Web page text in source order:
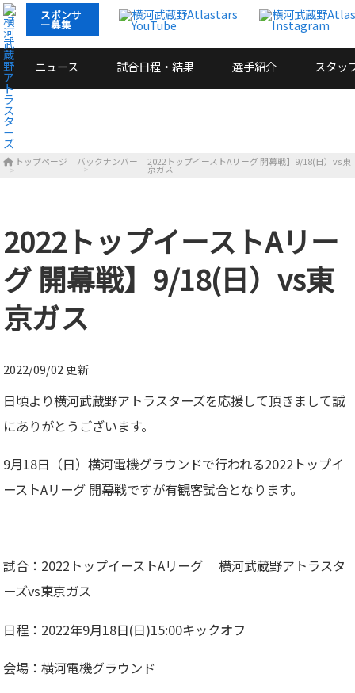
スポンサ
ー募集
ニュース 試合日程・結果 選手紹介 スタッ
トップページ バックナンバー 2022トップイーストAリーグ 開幕戦】9/18(日）vs東
京ガス
2022トップイーストAリー
グ 開幕戦】9/18(日）vs東
京ガス
2022/09/02 更新
日頃より横河武蔵野アトラスターズを応援して頂きまして誠
にありがとうございます。
9月18日（日）横河電機グラウンドで行われる2022トップイ
ーストAリーグ 開幕戦ですが有観客試合となります。
試合：2022トップイーストAリーグ 横河武蔵野アトラスタ
ーズvs東京ガス
日程：2022年9月18日(日)15:00キックオフ
会場：横河電機グラウンド